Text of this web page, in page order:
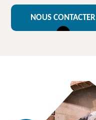
NOUS CONTACTER